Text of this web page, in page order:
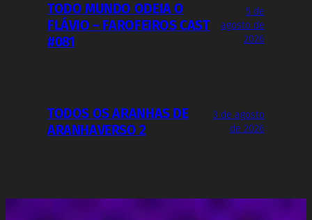
TODO MUNDO ODEIA O
FLÁVIO – FAROFEIROS CAST
#081
5 de
agosto de
2026
TODOS OS ARANHAS DE
ARANHAVERSO 2
3 de agosto
de 2026